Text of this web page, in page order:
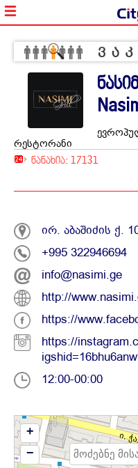
რესტორანი
ნანახია: 17131
ირ. აბაშიძის ქ.
+995 322946694
info@nasimi.ge
http://
https://
https://
12:00-00:00
+
−